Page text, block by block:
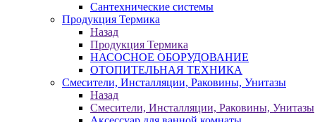
Сантехнические системы
Продукция Термика
Назад
Продукция Термика
НАСОСНОЕ ОБОРУДОВАНИЕ
ОТОПИТЕЛЬНАЯ ТЕХНИКА
Смесители, Инсталляции, Раковины, Унитазы
Назад
Смесители, Инсталляции, Раковины, Унитазы